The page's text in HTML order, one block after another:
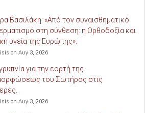
Βασιλάκη: «Από τον συναισθηματικό
στη σύνθεση: η Ορθοδοξία και
υγεία της Ευρώπης».
on Αυγ 3, 2026
για την εορτή της
του Σωτήρος στις
on Αυγ 3, 2026